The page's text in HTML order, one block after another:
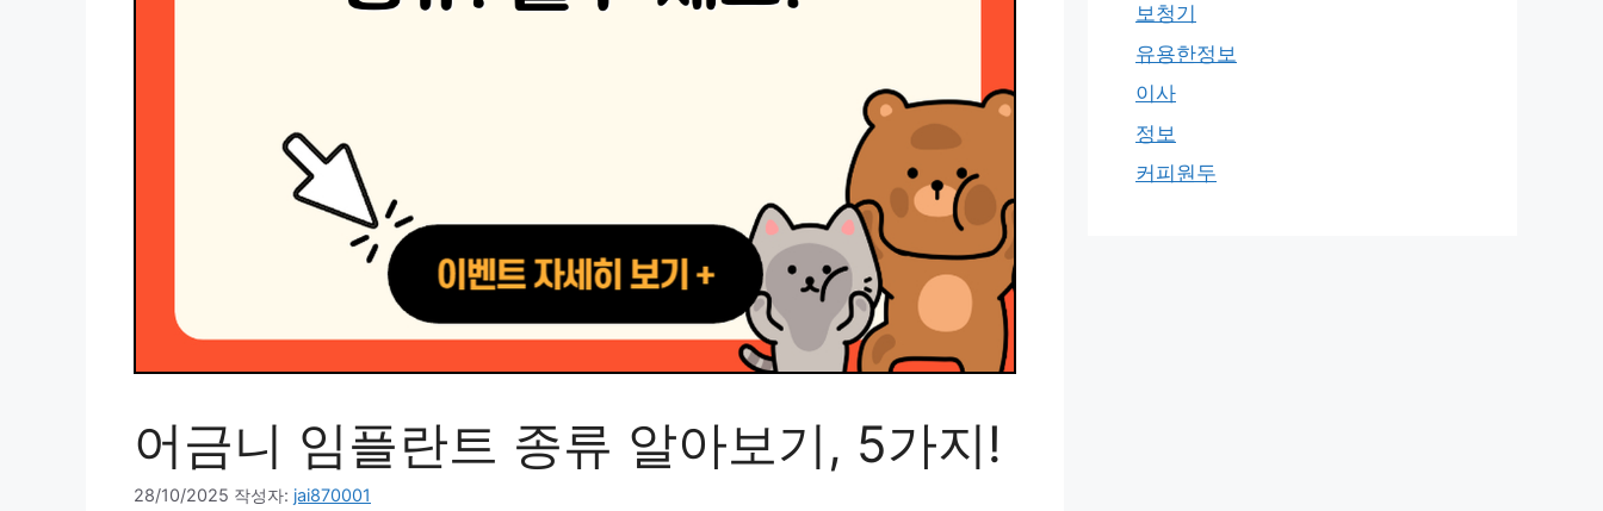
어금니 임플란트 종류 알아보기, 5가지!
28/10/2025 작성자: jai870001
보청기
유용한정보
이사
정보
커피원두